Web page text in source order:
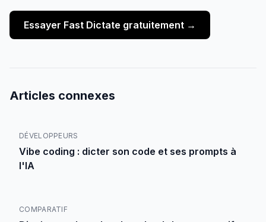
Essayer Fast Dictate gratuitement →
Articles connexes
DÉVELOPPEURS
Vibe coding : dicter son code et ses prompts à
l'IA
COMPARATIF